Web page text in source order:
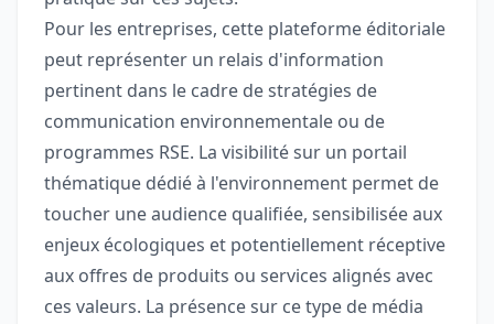
Pour les entreprises, cette plateforme éditoriale
peut représenter un relais d'information
pertinent dans le cadre de stratégies de
communication environnementale ou de
programmes RSE. La visibilité sur un portail
thématique dédié à l'environnement permet de
toucher une audience qualifiée, sensibilisée aux
enjeux écologiques et potentiellement réceptive
aux offres de produits ou services alignés avec
ces valeurs. La présence sur ce type de média